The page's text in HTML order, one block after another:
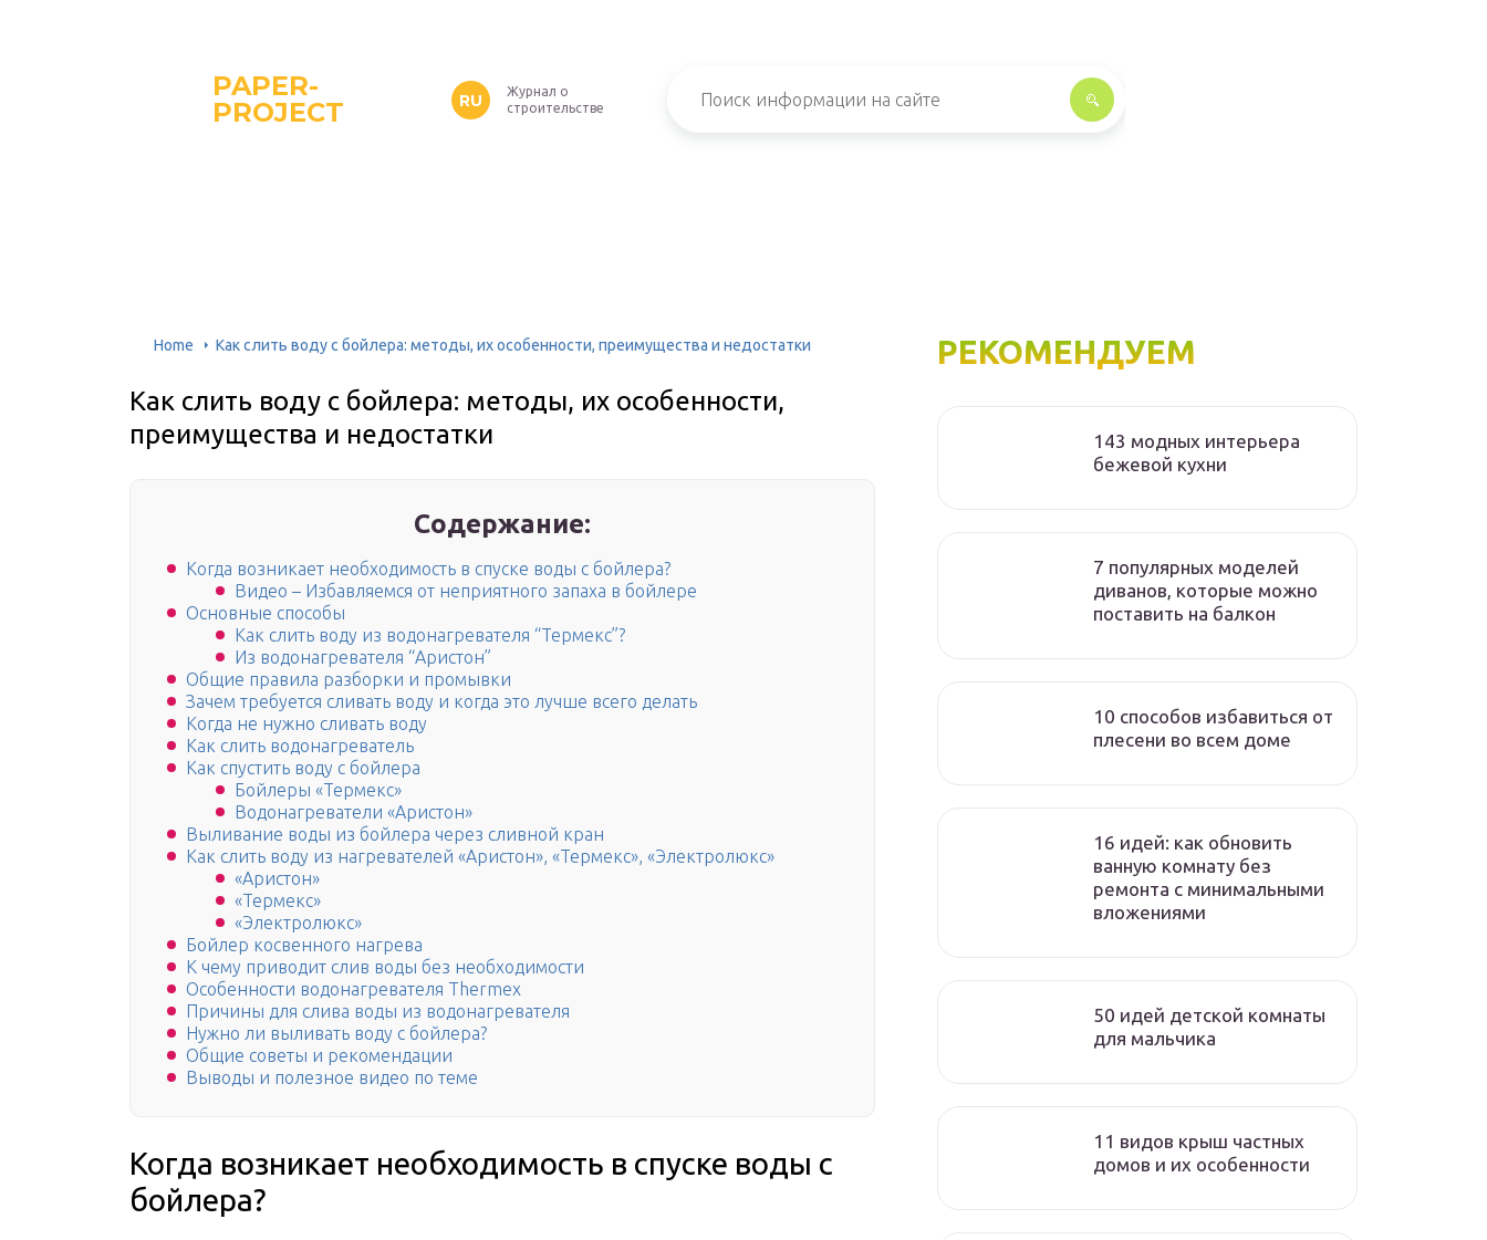
PAPER-
PROJECT
RU
Журнал о
строительстве
Home Как слить воду с бойлера: методы, их особенности, преимущества и недостатки
Как слить воду с бойлера: методы, их особенности,
преимущества и недостатки
Содержание:
Когда возникает необходимость в спуске воды с бойлера?
Видео – Избавляемся от неприятного запаха в бойлере
Основные способы
Как слить воду из водонагревателя “Термекс”?
Из водонагревателя “Аристон”
Общие правила разборки и промывки
Зачем требуется сливать воду и когда это лучше всего делать
Когда не нужно сливать воду
Как cлить водонагреватель
Как спустить воду с бойлера
Бойлеры «Термекс»
Водонагреватели «Аристон»
Выливание воды из бойлера через сливной кран
Как слить воду из нагревателей «Аристон», «Термекс», «Электролюкс»
«Аристон»
«Термекс»
«Электролюкс»
Бойлер косвенного нагрева
К чему приводит слив воды без необходимости
Особенности водонагревателя Thermex
Причины для слива воды из водонагревателя
Нужно ли выливать воду с бойлера?
Общие советы и рекомендации
Выводы и полезное видео по теме
Когда возникает необходимость в спуске воды с
бойлера?
РЕКОМЕНДУЕМ
143 модных интерьера
бежевой кухни
7 популярных моделей
диванов, которые можно
поставить на балкон
10 способов избавиться от
плесени во всем доме
16 идей: как обновить
ванную комнату без
ремонта с минимальными
вложениями
50 идей детской комнаты
для мальчика
11 видов крыш частных
домов и их особенности